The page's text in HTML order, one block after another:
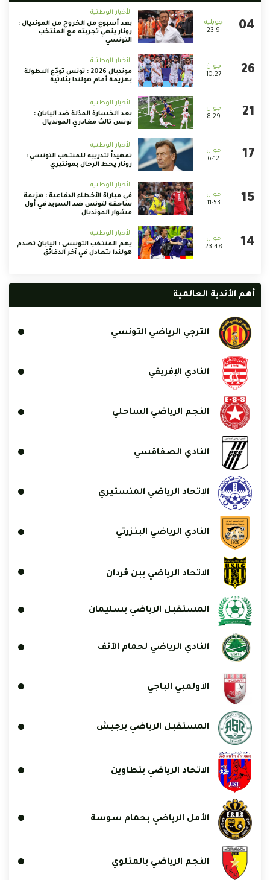
23:9
الأخبار الوطنية
بعد أسبوع من الخروج من المونديال :
رونار ينهي تجربته مع المنتخب
التونسي
10:27
الأخبار الوطنية
مونديال 2026 : تونس تودّع البطولة
بهزيمة أمام هولندا بثلاثية
8:29
الأخبار الوطنية
بعد الخسارة المذلة ضد اليابان :
تونس ثالث مغادري المونديال
6:12
الأخبار الوطنية
تمهيداً لتدريبه للمنتخب التونسي :
رونار يحط الرحال بمونتيري
11:53
الأخبار الوطنية
في مباراة الأخطاء الدفاعية : هزيمة
ساحقة لتونس ضد السويد في أول
مشوار المونديال
23:48
الأخبار الوطنية
يهم المنتخب التونسي : اليابان تصدم
هولندا بتعادل في آخر الدقائق
أهم الأندية العالمية
الترجي الرياضي التونسي
النادي الإفريقي
النجم الرياضي الساحلي
النادي الصفاقسي
الإتحاد الرياضي المنستيري
النادي الرياضي البنزرتي
الاتحاد الرياضي ببن ڨردان
المستقبل الرياضي بسليمان
النادي الرياضي لحمام الأنف
الأولمبي الباجي
المستقبل الرياضي برجيش
الاتحاد الرياضي بتطاوين
الأمل الرياضي بحمام سوسة
النجم الرياضي بالمتلوي